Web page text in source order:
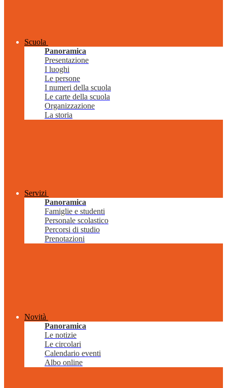
Scuola
Panoramica
Presentazione
I luoghi
Le persone
I numeri della scuola
Le carte della scuola
Organizzazione
La storia
Servizi
Panoramica
Famiglie e studenti
Personale scolastico
Percorsi di studio
Prenotazioni
Novità
Panoramica
Le notizie
Le circolari
Calendario eventi
Albo online